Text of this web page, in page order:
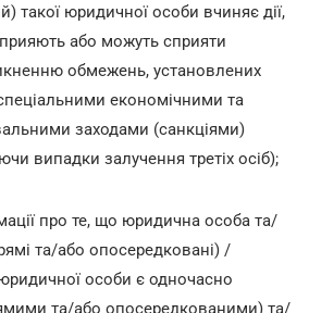
такої юридичної особи вчиняє дії,
або можуть сприяти
обмежень, установлених
економічними та
заходами (санкціями)
випадки залучення третіх осіб);
про те, що юридична особа та/
та/або опосередковані) /
особи є одночасно
та/або опосередкованими) та/